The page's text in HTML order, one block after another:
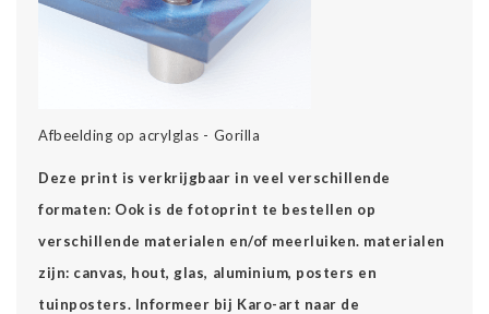
Afbeelding op acrylglas - Gorilla
Deze print is verkrijgbaar in veel verschillende
formaten: Ook is de fotoprint te bestellen op
verschillende materialen en/of meerluiken. materialen
zijn: canvas, hout, glas, aluminium, posters en
tuinposters. Informeer bij Karo-art naar de